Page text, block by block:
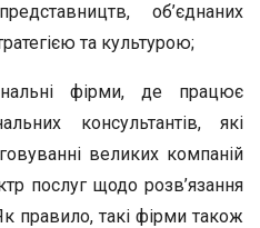
об’єднаних
та культурою;
фірми, де працює
консультантів, які
великих компаній
послуг щодо розв’язання
правило, такі фірми також